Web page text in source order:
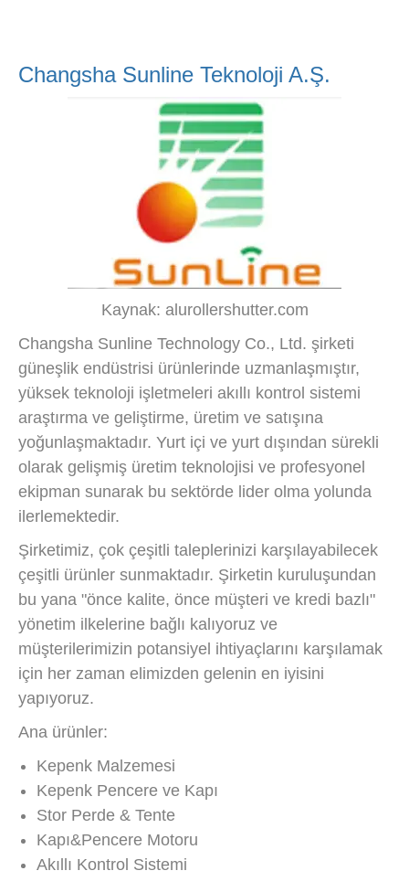
Changsha Sunline Teknoloji A.Ş.
Kaynak: alurollershutter.com
Changsha Sunline Technology Co., Ltd. şirketi
güneşlik endüstrisi ürünlerinde uzmanlaşmıştır,
yüksek teknoloji işletmeleri akıllı kontrol sistemi
araştırma ve geliştirme, üretim ve satışına
yoğunlaşmaktadır. Yurt içi ve yurt dışından sürekli
olarak gelişmiş üretim teknolojisi ve profesyonel
ekipman sunarak bu sektörde lider olma yolunda
ilerlemektedir.
Şirketimiz, çok çeşitli taleplerinizi karşılayabilecek
çeşitli ürünler sunmaktadır. Şirketin kuruluşundan
bu yana "önce kalite, önce müşteri ve kredi bazlı"
yönetim ilkelerine bağlı kalıyoruz ve
müşterilerimizin potansiyel ihtiyaçlarını karşılamak
için her zaman elimizden gelenin en iyisini
yapıyoruz.
Ana ürünler:
Kepenk Malzemesi
Kepenk Pencere ve Kapı
Stor Perde & Tente
Kapı&Pencere Motoru
Akıllı Kontrol Sistemi